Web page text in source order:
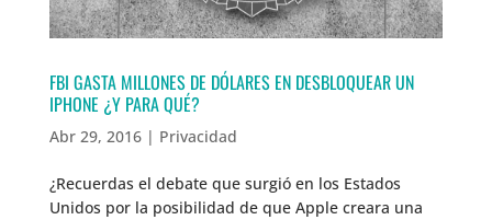
FBI GASTA MILLONES DE DÓLARES EN DESBLOQUEAR UN
IPHONE ¿Y PARA QUÉ?
Abr 29, 2016| Privacidad
¿Recuerdas el debate que surgió en los Estados
Unidos por la posibilidad de que Apple creara una